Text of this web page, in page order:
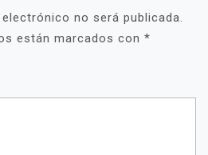
no será publicada.
están marcados con *